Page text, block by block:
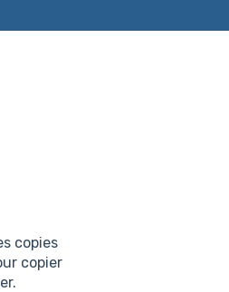
copies
copier